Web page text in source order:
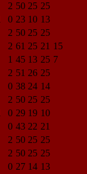
2 50 25 25
0 23 10 13
2 50 25 25
2 61 25 21 15
1 45 13 25 7
2 51 26 25
0 38 24 14
2 50 25 25
0 29 19 10
0 43 22 21
2 50 25 25
2 50 25 25
0 27 14 13